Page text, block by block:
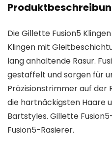
Die Gillette Fusion5
Klingen mit
lang anhaltende Rasur.
gestaffelt und sorgen für
Präzisionstrimmer auf
die hartnäckigsten Haare
Bartstyles. Gillette
Fusion5-Rasierer.